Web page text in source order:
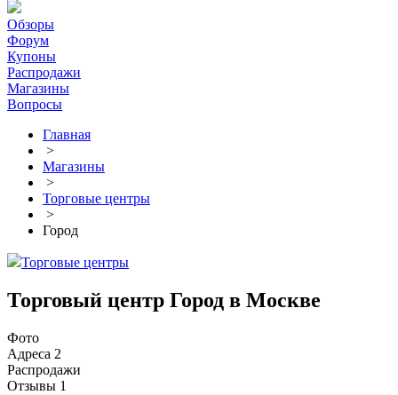
Обзоры
Форум
Купоны
Распродажи
Магазины
Вопросы
Главная
>
Магазины
>
Торговые центры
>
Город
Торговые центры
Торговый центр Город в Москве
Фото
Адреса 2
Распродажи
Отзывы 1